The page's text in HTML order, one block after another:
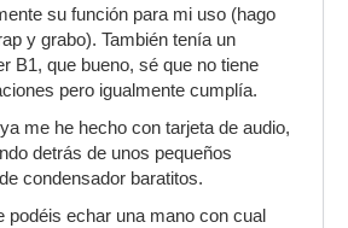
su función para mi uso (hago
y grabo). También tenía un
B1, que bueno, sé que no tiene
pero igualmente cumplía.
me he hecho con tarjeta de audio,
detrás de unos pequeños
condensador baratitos.
podéis echar una mano con cual